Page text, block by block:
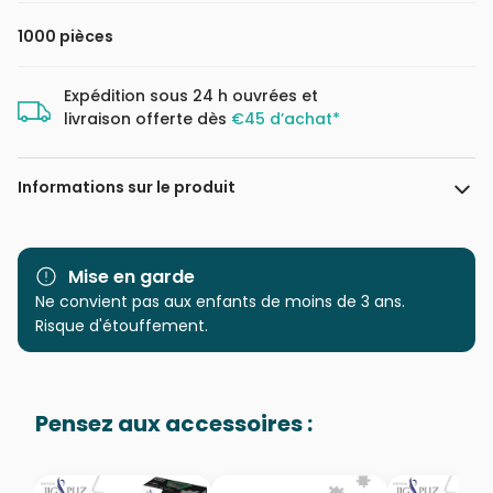
1000 pièces
Expédition sous 24 h ouvrées et
livraison offerte dès €45 d’achat*
Informations sur le produit
Marque
Clementoni, le Puzzle
Catégorie
48.000 pièces)
Provenance Puzzles fabriqués en France
Mise en garde
Ne convient pas aux enfants de moins de 3 ans.
Risque d'étouffement.
Pensez aux accessoires :